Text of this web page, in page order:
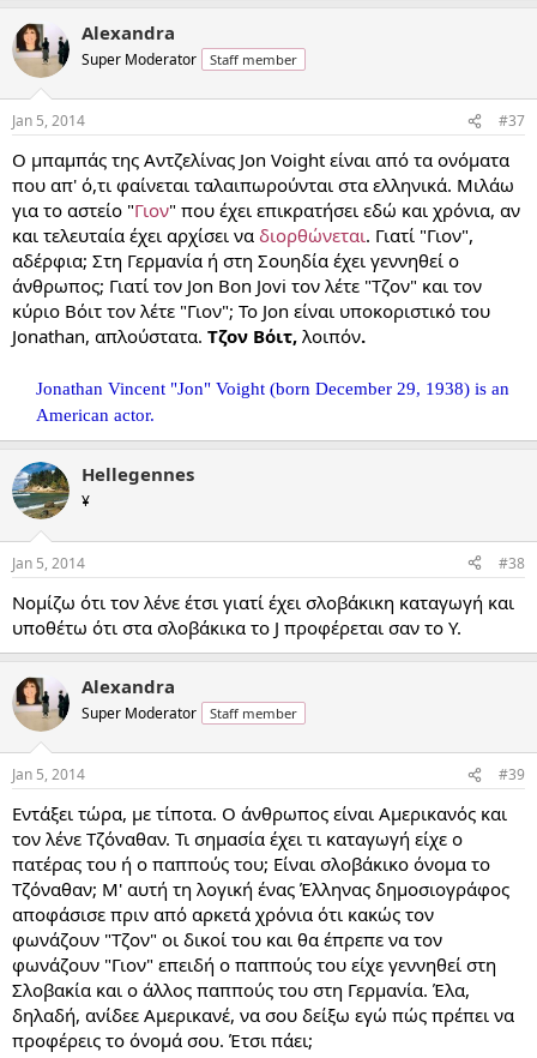
Alexandra
Super Moderator Staff member
Jan 5, 2014 #37
Ο μπαμπάς της Αντζελίνας Jon Voight είναι από τα ονόματα
που απ' ό,τι φαίνεται ταλαιπωρούνται στα ελληνικά. Μιλάω
για το αστείο "Γιον" που έχει επικρατήσει εδώ και χρόνια, αν
και τελευταία έχει αρχίσει να διορθώνεται. Γιατί "Γιον",
αδέρφια; Στη Γερμανία ή στη Σουηδία έχει γεννηθεί ο
άνθρωπος; Γιατί τον Jon Bon Jovi τον λέτε "Τζον" και τον
κύριο Βόιτ τον λέτε "Γιον"; Το Jon είναι υποκοριστικό του
Jonathan, απλούστατα. Τζον Βόιτ, λοιπόν.
Jonathan Vincent "Jon" Voight (born December 29, 1938) is an
American actor.
Hellegennes
¥
Jan 5, 2014 #38
Νομίζω ότι τον λένε έτσι γιατί έχει σλοβάκικη καταγωγή και
υποθέτω ότι στα σλοβάκικα το J προφέρεται σαν το Y.
Alexandra
Super Moderator Staff member
Jan 5, 2014 #39
Εντάξει τώρα, με τίποτα. Ο άνθρωπος είναι Αμερικανός και
τον λένε Τζόναθαν. Τι σημασία έχει τι καταγωγή είχε ο
πατέρας του ή ο παππούς του; Είναι σλοβάκικο όνομα το
Τζόναθαν; Μ' αυτή τη λογική ένας Έλληνας δημοσιογράφος
αποφάσισε πριν από αρκετά χρόνια ότι κακώς τον
φωνάζουν "Τζον" οι δικοί του και θα έπρεπε να τον
φωνάζουν "Γιον" επειδή ο παππούς του είχε γεννηθεί στη
Σλοβακία και ο άλλος παππούς του στη Γερμανία. Έλα,
δηλαδή, ανίδεε Αμερικανέ, να σου δείξω εγώ πώς πρέπει να
προφέρεις το όνομά σου. Έτσι πάει;